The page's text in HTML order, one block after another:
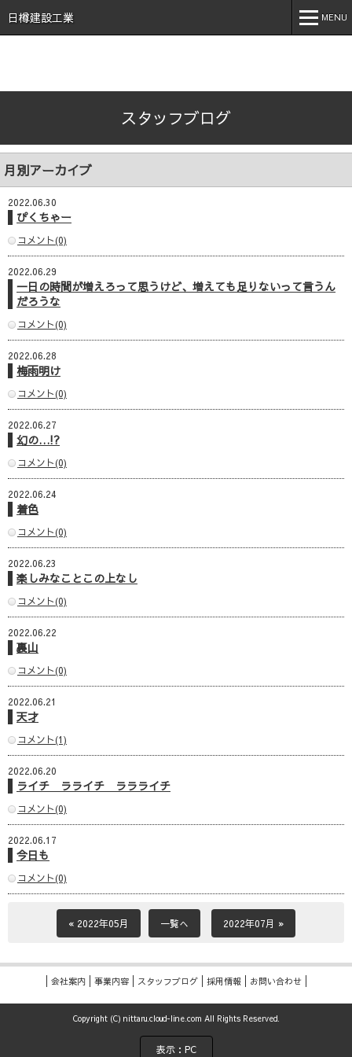
式会社 日樽 建設 土木 建築 新築 戸建 工事 解体 地元 安
心 誠実 コロナ 空気触媒 酸素クラスター オゾン 不活化
日樽建設工業 MENU
事業内容
実績紹介
施工事例
採用情報
スタッフブログ
お問い合わせ
スタッフブログ
月別アーカイブ
2022.06.30
ぴくちゃー
コメント(0)
2022.06.29
一日の時間が増えろって思うけど、増えても足りないって言うん
だろうな
コメント(0)
2022.06.28
梅雨明け
コメント(0)
2022.06.27
幻の…!?
コメント(0)
2022.06.24
着色
コメント(0)
2022.06.23
楽しみなことこの上なし
コメント(0)
2022.06.22
裏山
コメント(0)
2022.06.21
天才
コメント(1)
2022.06.20
ライチ ラライチ ララライチ
コメント(0)
2022.06.17
今日も
コメント(0)
« 2022年05月 一覧へ 2022年07月 »
会社案内 事業内容 スタッフブログ 採用情報 お問い合わせ
Copyright (C) nittaru.cloud-line.com All Rights Reserved.
表示：PC